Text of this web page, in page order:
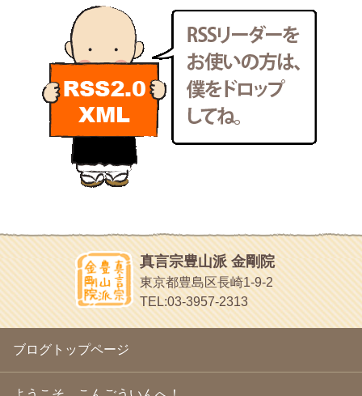
2011年7月(18)
2011年6月
2011年5月
(15)
2011年4月(17)
2011年3月(15)
2011年2月
2011年1月(22)
2010年12月(21)
2010年11月
2010年10月(13)
(16)
2010年6月(18)
2010年5月(22)
2010年4月(25)
2010年3月
(22)
2010年2月(23)
2010年1月(23)
(18)
2009年11月
(20)
2009年10月(20)
2009年9月 (20)
新聞屋の道具箱
新聞社で使われる用語の解説など
makotoさんの御符内巡礼記
東京の巡礼記です
POLYHEDON
いろいろなことが書いてあるよ
bunchan
あちこち行って！
目白鍼灸院
日本人の繊細な体質にあわせた、やさしく気持ちよい鍼灸治療で
ほうげん日記
放言じゃなくて和尚さんの名前だよ
面白いサイトみつけたよ。
ヘェ～という感じ
chocolab.Air♪DIALY
ラブラドールのワンちゃんがかわいいよ
真言宗豊山派 金剛院
東京都豊島区長崎1-9-2
TEL:03-3957-2313
ブログトップページ